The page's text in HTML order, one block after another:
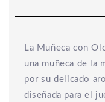
La Muñeca con
una muñeca de la
por su delicado
diseñada para el